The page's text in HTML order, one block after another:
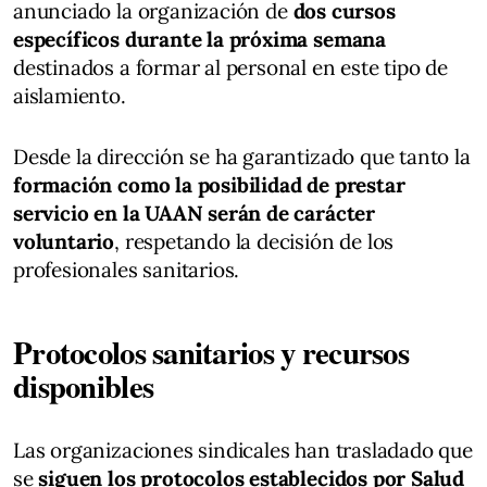
anunciado la organización de dos cursos
específicos durante la próxima semana
destinados a formar al personal en este tipo de
aislamiento.
Desde la dirección se ha garantizado que tanto la
formación como la posibilidad de prestar
servicio en la UAAN serán de carácter
voluntario, respetando la decisión de los
profesionales sanitarios.
Protocolos sanitarios y recursos
disponibles
Las organizaciones sindicales han trasladado que
sesiguen los protocolos establecidos por Salud